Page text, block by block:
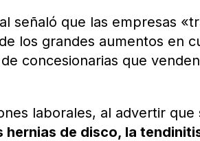
señaló que las empresas
los grandes aumentos en
concesionarias que
laborales, al advertir que
de disco, la